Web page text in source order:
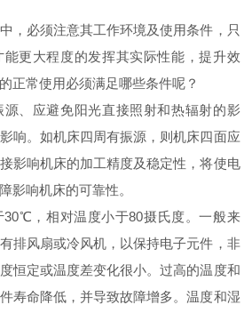
，必须注意其工作环境及使用条件，只
更大程度的发挥其实际性能，提升效
正常使用必须满足哪些条件呢？
、应避免阳光直接照射和热辐射的影
响。如机床四周有振源，则机床四面应
影响机床的加工精度及稳定性，将使电
影响机床的可靠性。
30℃，相对温度小于80摄氏度。一般来
排风扇或冷风机，以保持电子元件，非
恒定或温度差变化很小。过高的温度和
寿命降低，并导致故障增多。温度和湿